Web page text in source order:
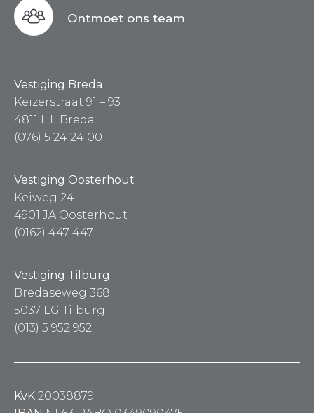
Ontmoet ons team
Vestiging Breda
Keizerstraat 91 – 93
4811 HL Breda
(076) 5 24 24 00
Vestiging Oosterhout
Keiweg 24
4901 JA Oosterhout
(0162) 447 447
Vestiging Tilburg
Bredaseweg 368
5037 LG Tilburg
(013) 5 952 952
KvK 20038879